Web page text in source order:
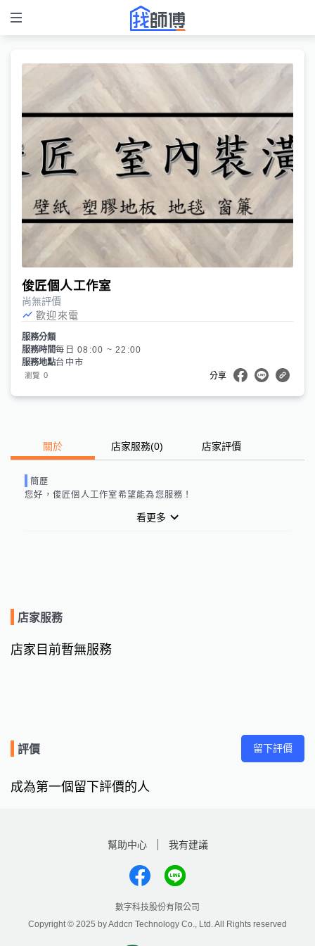
俊匠個人工作室
尚無評價
歡迎來電
服務分類
服務時間每日 08:00 ~ 22:00
服務地點台中市
瀏覽 0 分享
關於 店家服務(0) 店家評價
簡歷
您好， 俊匠個人工作室希望能為您服務！
看更多
店家服務
店家目前暫無服務
評價 留下評價
成為第一個留下評價的人
幫助中心 我有建議
數字科技股份有限公司
Copyright © 2025 by Addcn Technology Co., Ltd. All Rights reserved